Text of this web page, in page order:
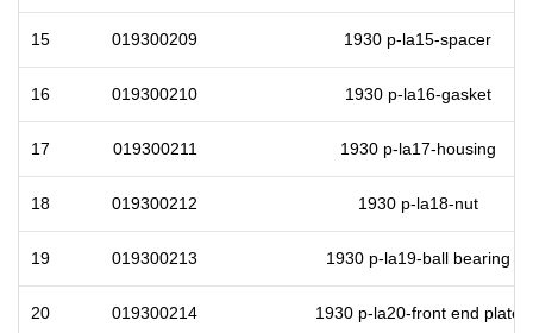
15 019300209 1930 p-la15-spacer
16 019300210 1930 p-la16-gasket
17 019300211 1930 p-la17-housing
18 019300212 1930 p-la18-nut
19 019300213 1930 p-la19-ball bearing
20 019300214 1930 p-la20-front end plate